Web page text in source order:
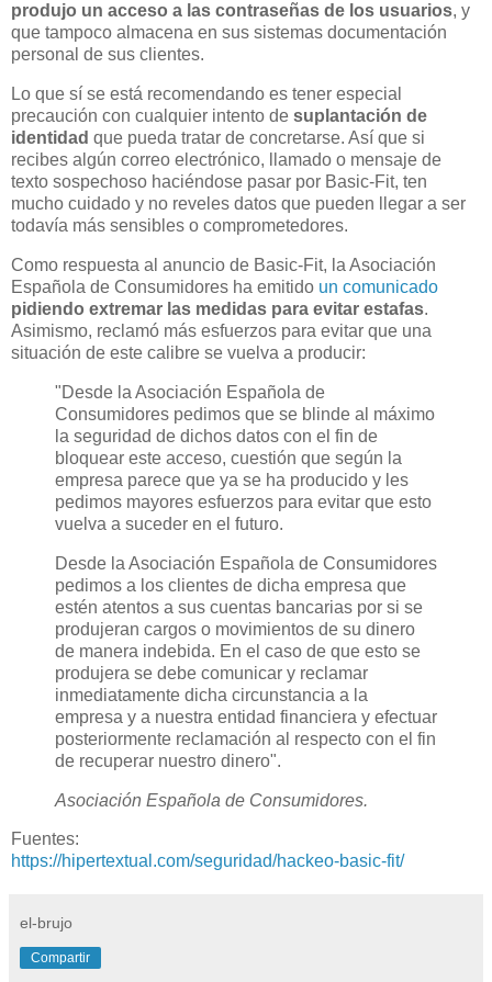
produjo un acceso a las contraseñas de los usuarios, y
que tampoco almacena en sus sistemas documentación
personal de sus clientes.
Lo que sí se está recomendando es tener especial
precaución con cualquier intento de suplantación de
identidad que pueda tratar de concretarse. Así que si
recibes algún correo electrónico, llamado o mensaje de
texto sospechoso haciéndose pasar por Basic-Fit, ten
mucho cuidado y no reveles datos que pueden llegar a ser
todavía más sensibles o comprometedores.
Como respuesta al anuncio de Basic-Fit, la Asociación
Española de Consumidores ha emitido un comunicado
pidiendo extremar las medidas para evitar estafas.
Asimismo, reclamó más esfuerzos para evitar que una
situación de este calibre se vuelva a producir:
"Desde la Asociación Española de
Consumidores pedimos que se blinde al máximo
la seguridad de dichos datos con el fin de
bloquear este acceso, cuestión que según la
empresa parece que ya se ha producido y les
pedimos mayores esfuerzos para evitar que esto
vuelva a suceder en el futuro.
Desde la Asociación Española de Consumidores
pedimos a los clientes de dicha empresa que
estén atentos a sus cuentas bancarias por si se
produjeran cargos o movimientos de su dinero
de manera indebida. En el caso de que esto se
produjera se debe comunicar y reclamar
inmediatamente dicha circunstancia a la
empresa y a nuestra entidad financiera y efectuar
posteriormente reclamación al respecto con el fin
de recuperar nuestro dinero".
Asociación Española de Consumidores.
Fuentes:
https://hipertextual.com/seguridad/hackeo-basic-fit/
el-brujo
Compartir